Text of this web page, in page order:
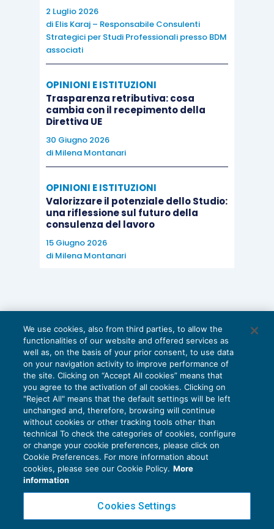
2 Luglio 2026
di Elis Karaj – Responsabile Consulenti
Strategici per Studi Professionali presso BDM
associati
OPINIONI E ISTITUZIONI
Trasparenza retributiva: cosa
cambia con il recepimento della
Direttiva UE
30 Giugno 2026
di Milena Montanari
OPINIONI E ISTITUZIONI
Valorizzare il potenziale dello Studio:
una riflessione sul futuro della
consulenza del lavoro
15 Giugno 2026
di Milena Montanari
Privacy Policy
Cookie Policy
We use cookies, also from third parties, to allow the
functionalities of our website and offered services as
well as, on the basis of your prior consent, to use data
on your navigation activity to improve performance of
the site. Clicking on “Accept All cookies” means that
you agree to the activation of all cookies. Clicking on
"Reject All" means that the default settings will be left
unchanged and, therefore, browsing will continue
without cookies or other tracking tools other than
technical To check the categories of cookies, configure
or change your cookie preferences, please click on
Cookie Preferences. For more information about
cookies, please see our Cookie Policy. More
information
Cookies Settings